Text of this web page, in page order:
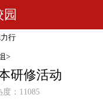
行
>
研修活动
：11085